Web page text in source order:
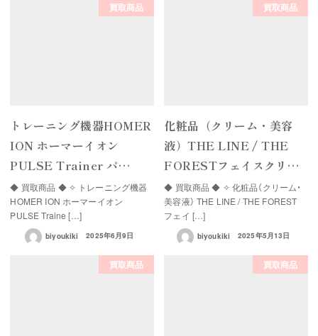
買取商品
トレーニング機器HOMER
ION ホーマーイオン
PULSE Trainer パ…
◆ 買取商品 ◆ ✧ トレーニング機器
HOMER ION ホーマーイオン
PULSE Traine […]
biyoukiki 2025年6月9日
買取商品
化粧品（クリーム・美容
液）THE LINE / THE
FORESTフェイスクリ…
◆ 買取商品 ◆ ✧ 化粧品（クリーム・
美容液） THE LINE / THE FOREST
フェイ […]
biyoukiki 2025年5月13日
買取商品 買取商品